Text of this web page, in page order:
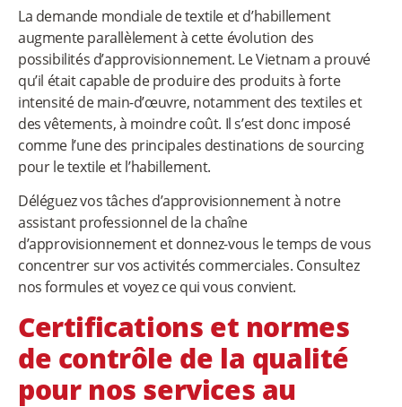
La demande mondiale de textile et d’habillement
augmente parallèlement à cette évolution des
possibilités d’approvisionnement. Le Vietnam a prouvé
qu’il était capable de produire des produits à forte
intensité de main-d’œuvre, notamment des textiles et
des vêtements, à moindre coût. Il s’est donc imposé
comme l’une des principales destinations de sourcing
pour le textile et l’habillement.
Déléguez vos tâches d’approvisionnement à notre
assistant professionnel de la chaîne
d’approvisionnement et donnez-vous le temps de vous
concentrer sur vos activités commerciales. Consultez
nos formules et voyez ce qui vous convient.
Certifications et normes
de contrôle de la qualité
pour nos services au